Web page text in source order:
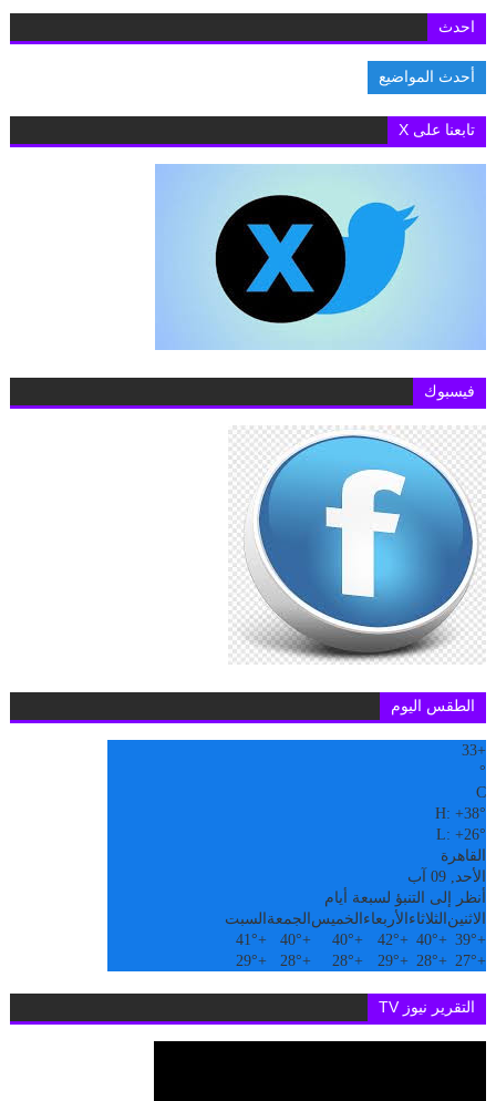
احدث
أحدث المواضيع
تابعنا على X
فيسبوك
الطقس اليوم
+
33
°
C
H:+38°
L:+26°
القاهرة
الأحد, 09 آب
أنظر إلى التنبؤ لسبعة أيام
الاثنين الثلاثاء الأربعاء الخميس الجمعة السبت
+
39°
+
40°
+
42°
+
40°
+
40°
+
41°
+
27°
+
28°
+
29°
+
28°
+
28°
+
29°
التقرير نيوز TV